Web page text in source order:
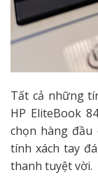
Tất cả những
HP EliteBook
chọn hàng
tính xách tay
thanh tuyệt vời.